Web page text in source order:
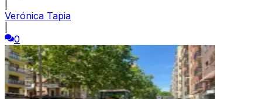
Verónica Tapia
0